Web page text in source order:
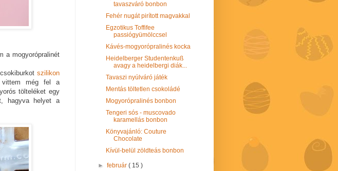
a mogyorópralinét
szilikon
még fel a
tölteléket egy
hagyva helyet a
tavaszváró bonbon
Fehér nugát pirított magvakkal
Egzotikus Toffifee
passiógyümölccsel
Kávés-mogyorópralinés kocka
Heidelberger Studentenkuß
avagy a heidelbergi diák...
Tavaszi nyúlváró játék
Mentás töltetlen csokoládé
Mogyorópralinés bonbon
Tengeri sós - muscovado
karamellás bonbon
Könyvajánló: Couture
Chocolate
Kívül-belül zöldteás bonbon
►február( 15 )